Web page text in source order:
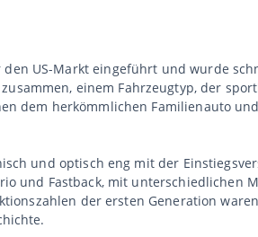
US-Markt eingeführt und wurde
einem Fahrzeugtyp, der
dem herkömmlichen Familienauto
und optisch eng mit der
und Fastback, mit unterschiedlichen
der ersten Generation